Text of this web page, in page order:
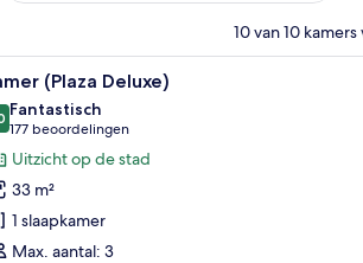
10 van 10
bar met flessen op de planken.
een televisie en uitzicht op bergen.
Hotelkamer met
4 (Plaza Deluxe)
van 10
Fantastisch
177 beoordelingen
(177
beoordelingen)
Uitzicht op de stad
33 m²
1 slaapkamer
Max. aantal: 3